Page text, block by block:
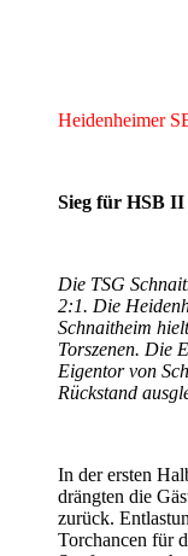
Heidenheimer
Sieg für HSB II
Die TSG
2:1. Die
Schnaitheim
Torszenen. Die
Eigentor von
Rückstand
In der ersten
drängten die
zurück.
Torchancen für